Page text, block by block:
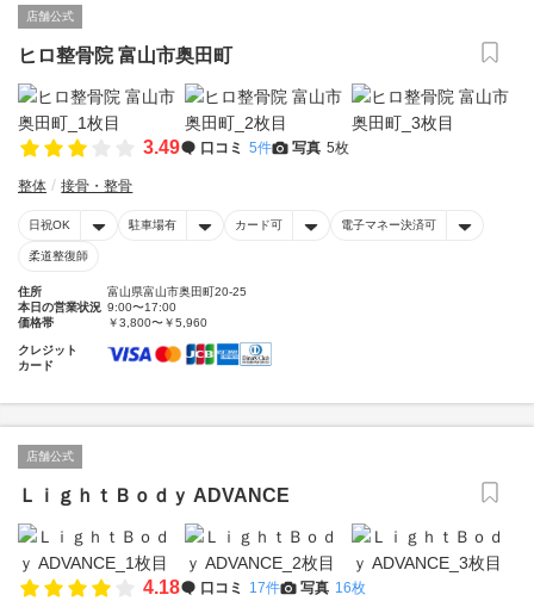
店舗公式
ヒロ整骨院 富山市奥田町
3.49 口コミ 5件 写真 5枚
整体 接骨・整骨
日祝OK 駐車場有 カード可 電子マネー決済可
柔道整復師
住所
富山県富山市奥田町20-25
本日の営業状況 9:00〜17:00
価格帯
￥3,800〜￥5,960
クレジット
カード
店舗公式
ＬｉｇｈｔＢｏｄｙ ADVANCE
4.18 口コミ 17件 写真 16枚